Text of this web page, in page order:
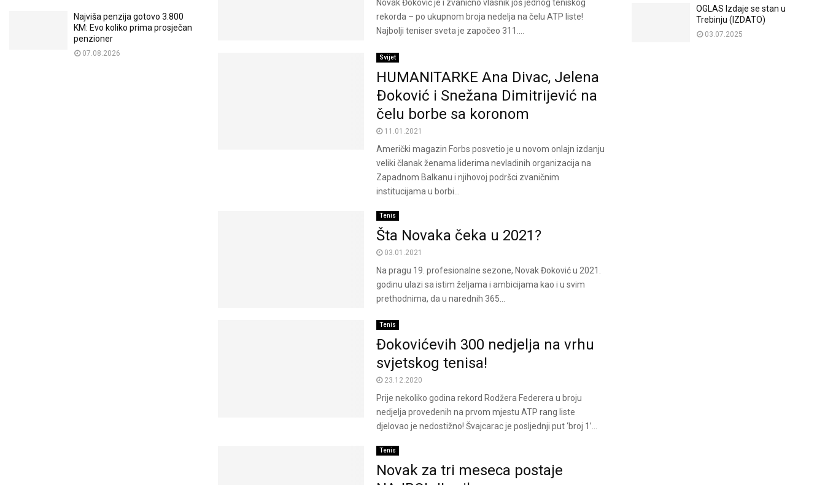
Novak Đoković je i zvanično vlasnik još jednog teniskog
rekorda – po ukupnom broja nedelja na čelu ATP liste!
Najbolji teniser sveta je započeo 311....
Svijet
HUMANITARKE Ana Divac, Jelena
Ðoković i Snežana Dimitrijević na
čelu borbe sa koronom
11.01.2021
Američki magazin Forbs posvetio je u novom onlajn izdanju
veliki članak ženama liderima nevladinih organizacija na
Zapadnom Balkanu i njihovoj podršci zvaničnim
institucijama u borbi...
Tenis
Šta Novaka čeka u 2021?
03.01.2021
Na pragu 19. profesionalne sezone, Novak Đoković u 2021.
godinu ulazi sa istim željama i ambicijama kao i u svim
prethodnima, da u narednih 365...
Tenis
Đokovićevih 300 nedjelja na vrhu
svjetskog tenisa!
23.12.2020
Prije nekoliko godina rekord Rodžera Federera u broju
nedjelja provedenih na prvom mjestu ATP rang liste
djelovao je nedostižno! Švajcarac je posljednji put ‘broj 1’...
Tenis
Novak za tri meseca postaje
Najviša penzija gotovo 3.800
KM: Evo koliko prima prosječan
penzioner
07.08.2026
OGLAS Izdaje se stan u
Trebinju (IZDATO)
03.07.2025